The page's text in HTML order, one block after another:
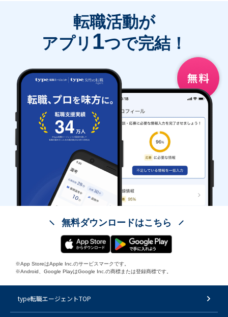
転職活動が
アプリ 1つで完結！
無料ダウンロードはこちら
※App StoreはApple Inc.のサービスマークです。
※Android、Google PlayはGoogle Inc.の商標または登録商標です。
type転職エージェントTOP